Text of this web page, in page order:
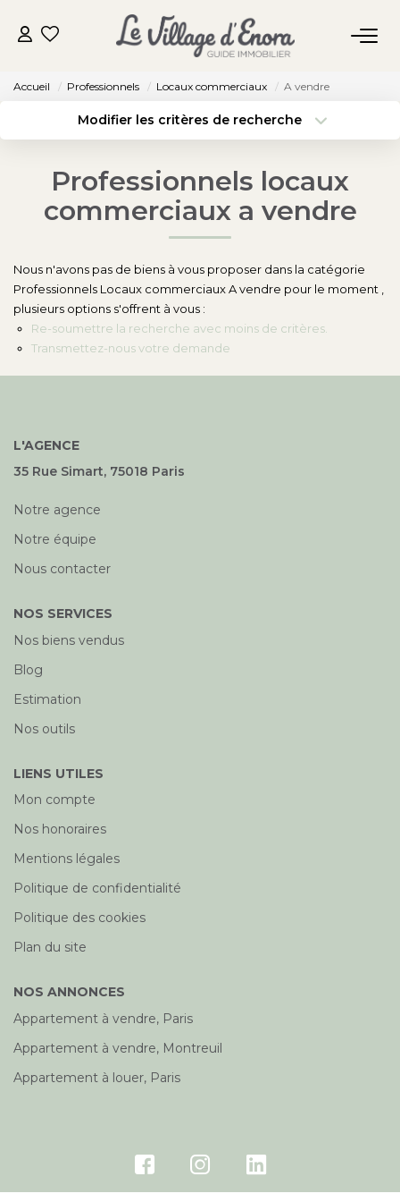
VENDRE
ACHETER
LOUER
AGENCE
BLOG
Accueil Professionnels Locaux commerciaux A vendre
Modifier les critères de recherche
Type de transaction Localisation
Appartement Surface min
Créer une alerte
Professionnels locaux
commerciaux a vendre
Nous n'avons pas de biens à vous proposer dans la catégorie
Professionnels Locaux commerciaux A vendre pour le moment ,
plusieurs options s'offrent à vous :
Re-soumettre la recherche avec moins de critères.
Transmettez-nous votre demande
L'AGENCE
35 Rue Simart, 75018 Paris
Notre agence
Notre équipe
Nous contacter
NOS SERVICES
Nos biens vendus
Blog
Estimation
Nos outils
LIENS UTILES
Mon compte
Nos honoraires
Mentions légales
Politique de confidentialité
Politique des cookies
Plan du site
NOS ANNONCES
Appartement à vendre, Paris
Appartement à vendre, Montreuil
Appartement à louer, Paris